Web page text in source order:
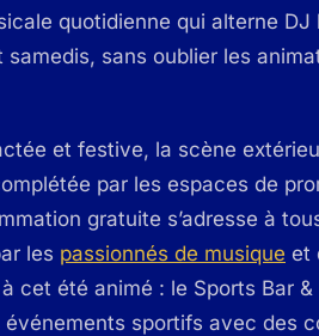
quotidienne qui alterne
sans oublier les
et festive, la scène
par les espaces de
gratuite s’adresse à
les passionnés de musique et
cet été animé : le Sports Bar
sportifs avec des